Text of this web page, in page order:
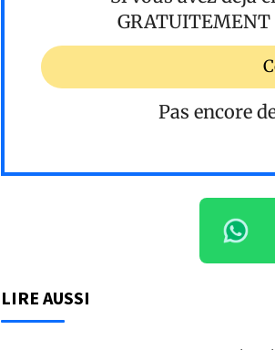
GRATUITEMENT
Pas encore
LIRE AUSSI